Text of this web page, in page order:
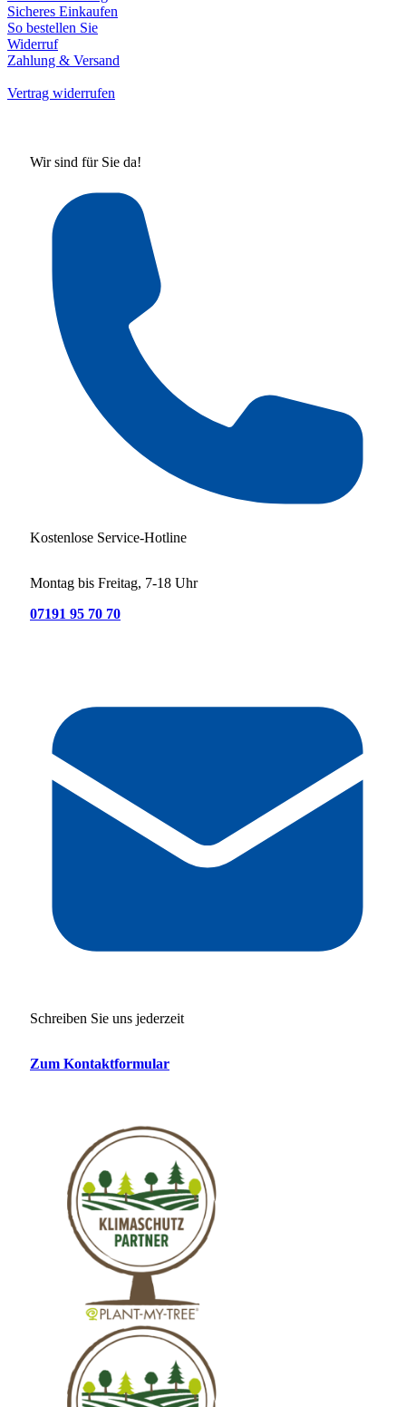
Sicheres Einkaufen
So bestellen Sie
Widerruf
Zahlung & Versand
Vertrag widerrufen
Wir sind für Sie da!
Kostenlose Service-Hotline
Montag bis Freitag, 7-18 Uhr
07191 95 70 70
Schreiben Sie uns jederzeit
Zum Kontaktformular